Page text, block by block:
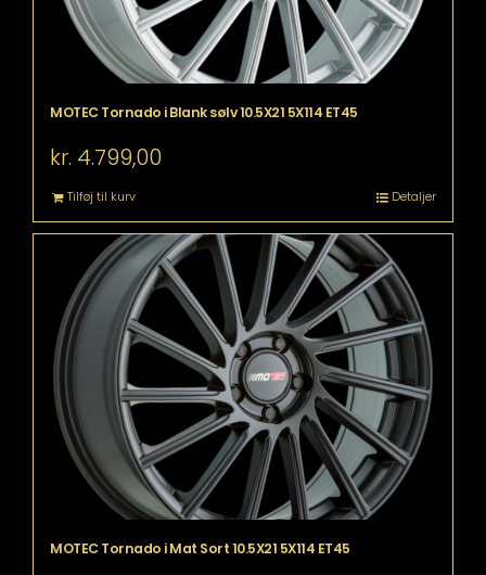
MOTEC Tornado i Blank sølv 10.5X21 5X114 ET45
kr. 4.799,00
Tilføj til kurv Detaljer
MOTEC Tornado i Mat Sort 10.5X21 5X114 ET45